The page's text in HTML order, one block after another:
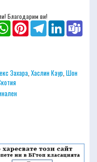
Благодарим ви!
WhatsAppPinterestTelegramLinkedIn
Захара,Хаслин Каур,Шон